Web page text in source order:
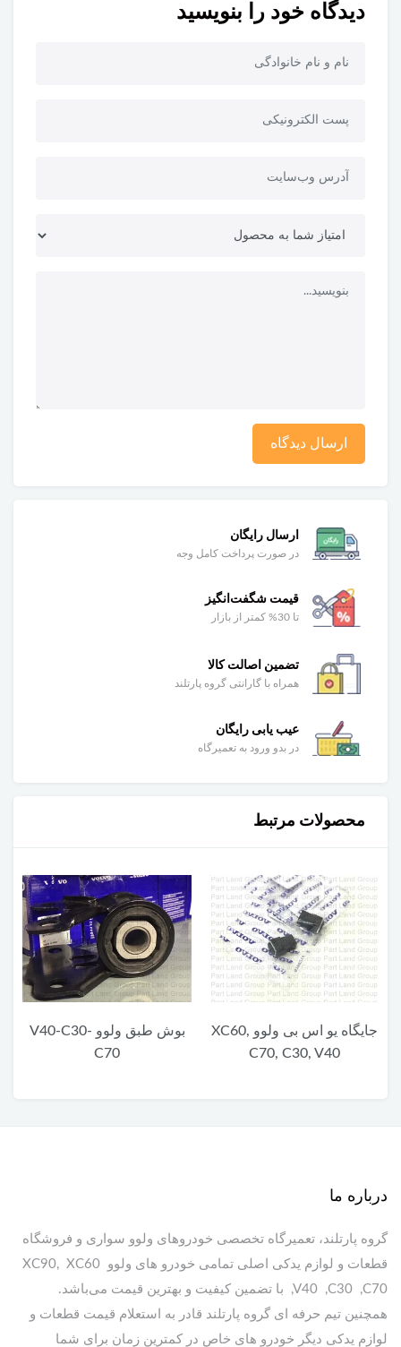
دیدگاه خود را بنویسید
ارسال دیدگاه
ارسال رایگان
در صورت پرداخت کامل وجه
قیمت شگفت‌انگیز
تا 30% کمتر از بازار
تضمین اصالت کالا
همراه با گارانتی گروه پارتلند
عیب یابی رایگان
در بدو ورود به تعمیرگاه
محصولات مرتبط
جایگاه یو اس بی ولوو XC60,
C70, C30, V40
بوش طبق ولوو V40-C30-
C70
درباره ما
گروه پارتلند، تعمیرگاه تخصصی خودروهای ولوو سواری و فروشگاه
قطعات و لوازم یدکی اصلی تمامی خودرو های ولوو XC90, XC60
,V40 ,C30 ,C70 با تضمین کیفیت و بهترین قیمت می‌باشد.
همچنین تیم حرفه ای گروه پارتلند قادر به استعلام قیمت قطعات و
لوازم یدکی دیگر خودرو های خاص در کمترین زمان برای شما